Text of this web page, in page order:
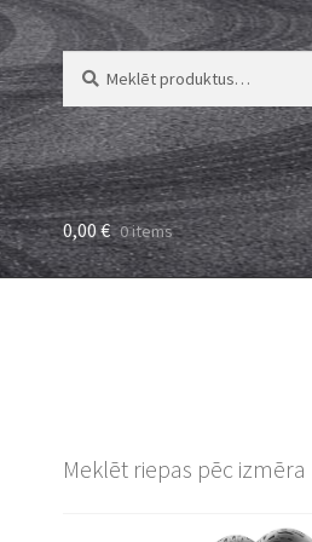
Meklēt:
Meklēt
0,00€ 0 items
Meklēt riepas pēc izmēra